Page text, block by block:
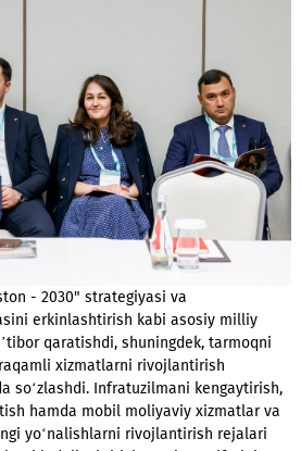
rahbarlari va innovatsion
intellekt, 5G texnologiyasini joriy
jozibadorligini shakllantirish va